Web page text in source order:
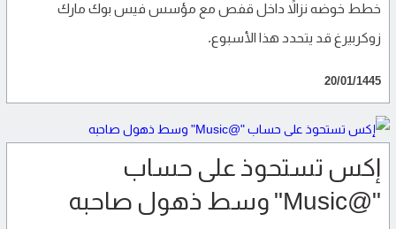
خطط خوضه نزالاً داخل قفص مع مؤسس فيس بوك مارك
زوكربيرغ قد يتحدد هذا الأسبوع.
20/01/1445
إكس تستحوذ على حساب
"@Music" وسط ذهول صاحبه